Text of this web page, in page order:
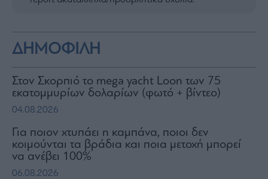
ΔΗΜΟΦΙΛΗ
Στον Σκορπιό το mega yacht Loon των 75
εκατομμυρίων δολαρίων (φωτό + βίντεο)
04.08.2026
Για ποιον χτυπάει η καμπάνα, ποιοι δεν
κοιμούνται τα βράδια και ποια μετοχή μπορεί
να ανέβει 100%
06.08.2026